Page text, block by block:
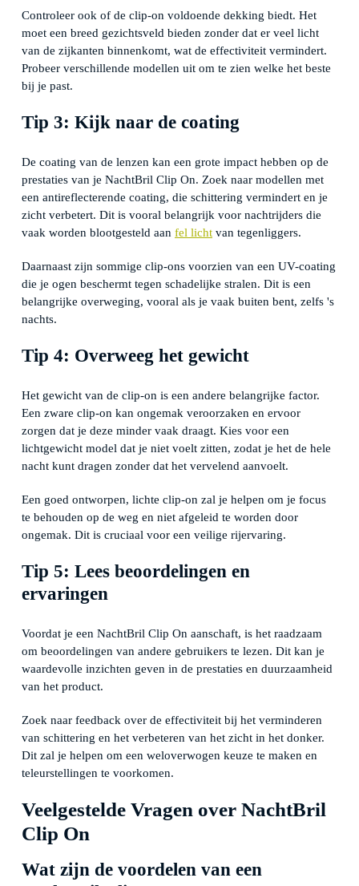
Controleer ook of de clip-on voldoende dekking biedt. Het
moet een breed gezichtsveld bieden zonder dat er veel licht
van de zijkanten binnenkomt, wat de effectiviteit vermindert.
Probeer verschillende modellen uit om te zien welke het beste
bij je past.
Tip 3: Kijk naar de coating
De coating van de lenzen kan een grote impact hebben op de
prestaties van je NachtBril Clip On. Zoek naar modellen met
een antireflecterende coating, die schittering vermindert en je
zicht verbetert. Dit is vooral belangrijk voor nachtrijders die
vaak worden blootgesteld aan fel licht van tegenliggers.
Daarnaast zijn sommige clip-ons voorzien van een UV-coating
die je ogen beschermt tegen schadelijke stralen. Dit is een
belangrijke overweging, vooral als je vaak buiten bent, zelfs 's
nachts.
Tip 4: Overweeg het gewicht
Het gewicht van de clip-on is een andere belangrijke factor.
Een zware clip-on kan ongemak veroorzaken en ervoor
zorgen dat je deze minder vaak draagt. Kies voor een
lichtgewicht model dat je niet voelt zitten, zodat je het de hele
nacht kunt dragen zonder dat het vervelend aanvoelt.
Een goed ontworpen, lichte clip-on zal je helpen om je focus
te behouden op de weg en niet afgeleid te worden door
ongemak. Dit is cruciaal voor een veilige rijervaring.
Tip 5: Lees beoordelingen en
ervaringen
Voordat je een NachtBril Clip On aanschaft, is het raadzaam
om beoordelingen van andere gebruikers te lezen. Dit kan je
waardevolle inzichten geven in de prestaties en duurzaamheid
van het product.
Zoek naar feedback over de effectiviteit bij het verminderen
van schittering en het verbeteren van het zicht in het donker.
Dit zal je helpen om een weloverwogen keuze te maken en
teleurstellingen te voorkomen.
Veelgestelde Vragen over NachtBril
Clip On
Wat zijn de voordelen van een